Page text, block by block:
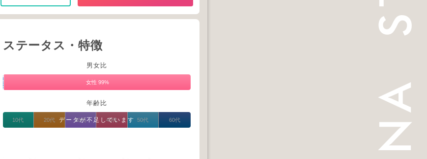
ステータス・特徴
男女比
男
性
1%
女性 99%
年齢比
データが不足しています
10代 20代 30代 40代 50代 60代